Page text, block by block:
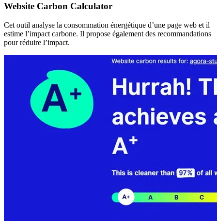
Website Carbon Calculator
Cet outil analyse la consommation énergétique d’une page web et il
estime l’impact carbone. Il propose également des recommandations
pour réduire l’impact.